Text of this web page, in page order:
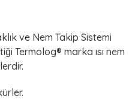
ve Nem Takip Sistemi
Termolog® marka ısı nem